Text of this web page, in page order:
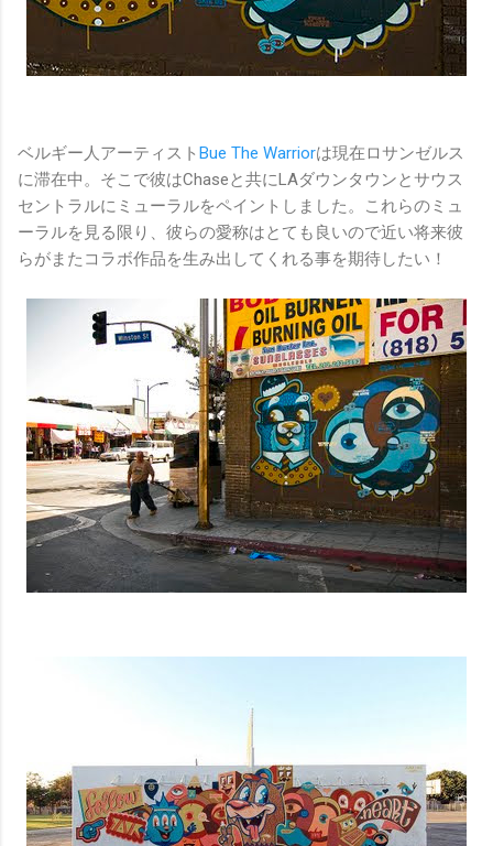
ベルギー人アーティスト Bue The Warriorは現在ロサンゼルス
に滞在中。そこで彼はChaseと共にLAダウンタウンとサウス
セントラルにミューラルをペイントしました。これらのミュ
ーラルを見る限り、彼らの愛称はとても良いので近い将来彼
らがまたコラボ作品を生み出してくれる事を期待したい！